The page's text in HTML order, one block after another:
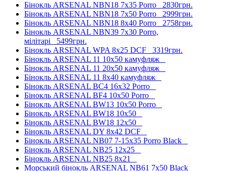
Бінокль ARSENAL NBN18 7x35 Porro 2830грн.
Бінокль ARSENAL NBN18 7x50 Porro 2999грн.
Бінокль ARSENAL NBN18 8x40 Porro 2758грн.
Бінокль ARSENAL NBN39 7x30 Porro,
мілітарі 5499грн.
Бінокль ARSENAL WPA 8x25 DCF 3319грн.
Бінокль ARSENAL 11 10x50 камуфляж
Бінокль ARSENAL 11 20x50 камуфляж
Бінокль ARSENAL 11 8x40 камуфляж
Бінокль ARSENAL BC4 16x32 Porro
Бінокль ARSENAL BF4 10x50 Porro
Бінокль ARSENAL BW13 10x50 Porro
Бінокль ARSENAL BW18 10x50
Бінокль ARSENAL BW18 12x50
Бінокль ARSENAL DY 8x42 DCF
Бінокль ARSENAL NB07 7-15x35 Porro Black
Бінокль ARSENAL NB25 12x25
Бінокль ARSENAL NB25 8x21
Морський бінокль ARSENAL NB61 7x50 Black